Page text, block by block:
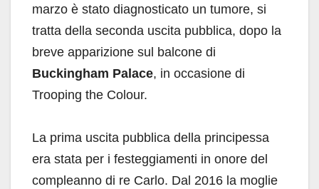
marzo è stato diagnosticato un tumore, si
tratta della seconda uscita pubblica, dopo la
breve apparizione sul balcone di
Buckingham Palace, in occasione di
Trooping the Colour.
La prima uscita pubblica della principessa
era stata per i festeggiamenti in onore del
compleanno di re Carlo. Dal 2016 la moglie